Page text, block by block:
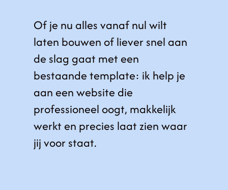
Of je nu alles vanaf nul wilt
laten bouwen of liever snel aan
de slag gaat met een
bestaande template: ik help je
aan een website die
professioneel oogt, makkelijk
werkt en precies laat zien waar
jij voor staat.